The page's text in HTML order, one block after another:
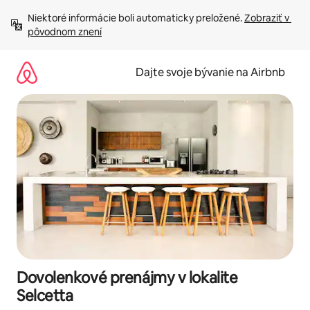
obsah.
Niektoré informácie boli automaticky preložené. Zobraziť v
pôvodnom znení
Dajte svoje bývanie na Airbnb
Dovolenkové prenájmy v lokalite
Selcetta